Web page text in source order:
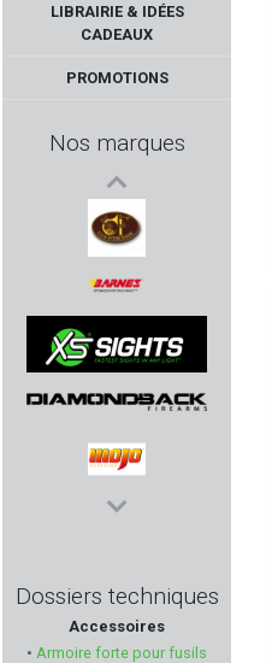
LIBRAIRIE & IDÉES
CADEAUX
PROMOTIONS
Nos marques
PUMA-TEC
CLUB INTERCHASSE
BARNES
XS SIGHTS
DIAMONDBACK
MOJO OUTDOORS
YILDIZ
Dossiers techniques
Accessoires
• Armoire forte pour fusils